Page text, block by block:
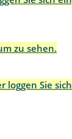
zu sehen.
loggen Sie